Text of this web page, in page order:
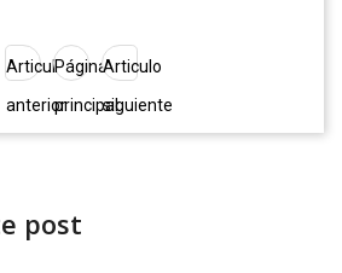
Articulo
anterior
Página
principal
Articulo
siguiente
post